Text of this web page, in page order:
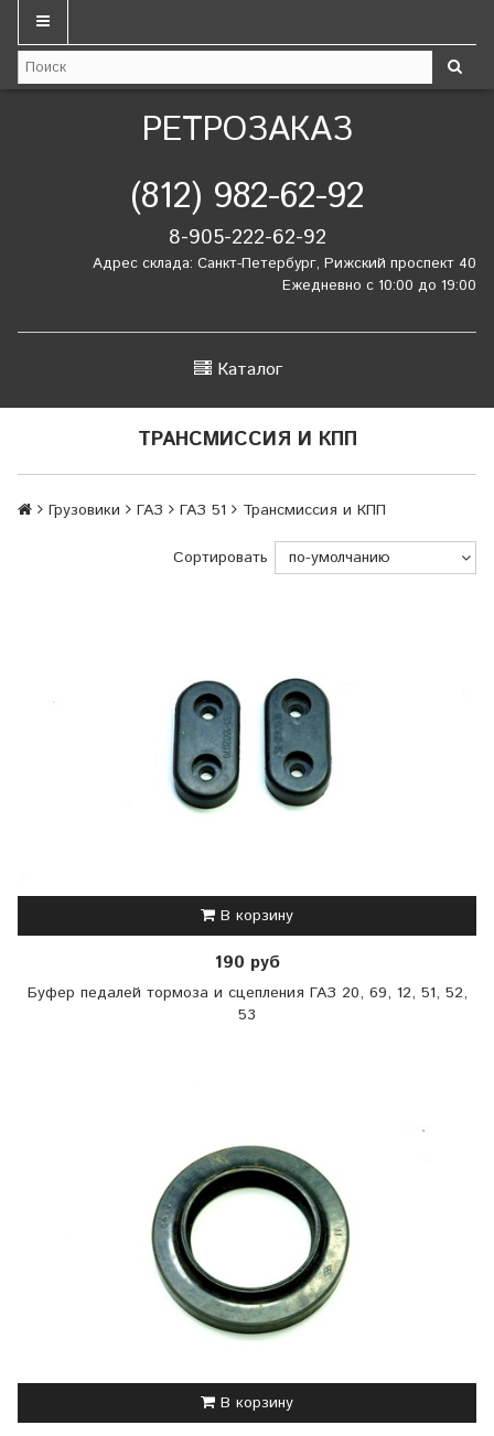
РЕТРОЗАКАЗ
(812) 982-62-92
8-905-222-62-92
Адрес склада: Санкт-Петербург, Рижский проспект 40
Ежедневно с 10:00 до 19:00
Каталог
ТРАНСМИССИЯ И КПП
Грузовики ГАЗ ГАЗ 51 Трансмиссия и КПП
Сортировать
В корзину
190 руб
Буфер педалей тормоза и сцепления ГАЗ 20, 69, 12, 51, 52,
53
В корзину